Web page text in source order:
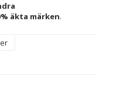
äkta märken.